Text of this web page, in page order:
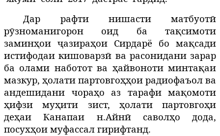
Дар рафти нишасти матбуотӣ
рӯзноманигорон оид ба тақсимоти
заминҳои ҷазираҳои Сирдарё бо мақсади
истифодаи кишоварзӣ ва расонидани зарар
ба олами наботот ва ҳайвоноти минтақаи
мазкур, ҳолати партовгоҳҳои радиофаъол ва
андешидани чораҳо аз тарафи мақомоти
ҳифзи муҳити зист, ҳолати партовгоҳи
деҳаи Канапаи н.Айнӣ саволҳо дода,
посухҳои муфассал гирифтанд.